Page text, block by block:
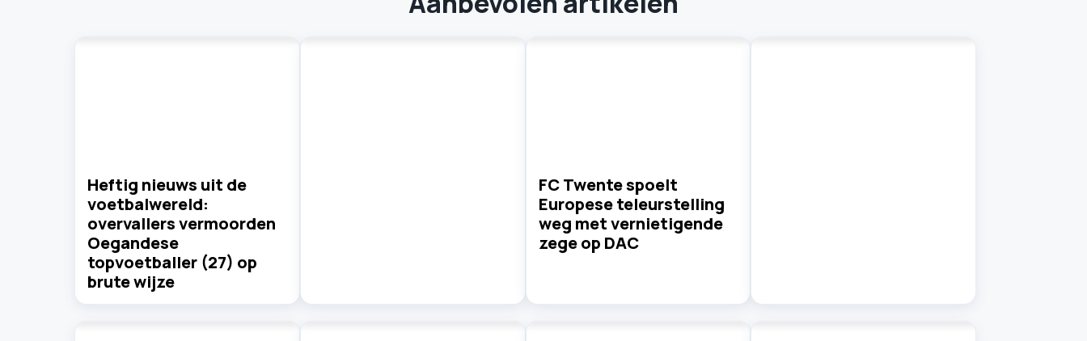
Heftig nieuws uit de
voetbalwereld:
overvallers vermoorden
Oegandese
topvoetballer (27) op
brute wijze
FC Twente spoelt
Europese teleurstelling
weg met vernietigende
zege op DAC